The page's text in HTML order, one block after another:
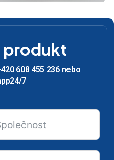
produkt
608 455 236 nebo
7